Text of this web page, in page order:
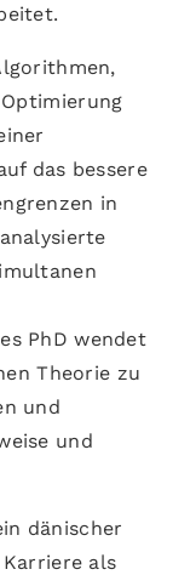
das bessere
in
PhD wendet
Theorie zu
und
und
dänischer
als